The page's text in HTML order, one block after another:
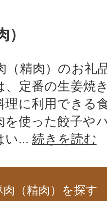
（精肉）のお礼
、定番の生姜焼
理に利用できる
を使った餃子や
い... 続きを読む
肉（精肉）を探す